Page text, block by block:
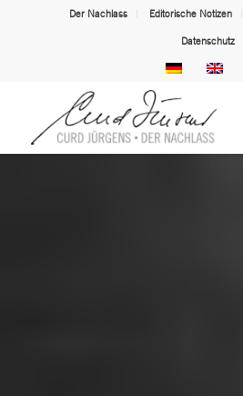
Der Nachlass Editorische Notizen
Datenschutz